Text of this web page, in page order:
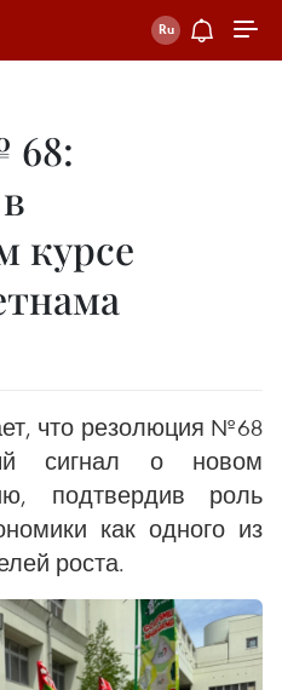
68:
курсе
что резолюция №68
сигнал о новом
подтвердив роль
как одного из
роста.